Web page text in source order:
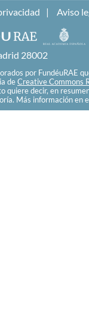
Aviso
28002
por FundéuRAE
de Creative Commons
quiere decir, en
Más información en